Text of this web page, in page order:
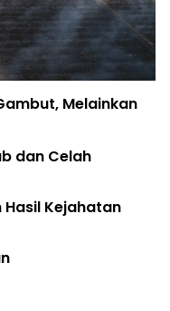
Melainkan
dan Celah
Hasil Kejahatan